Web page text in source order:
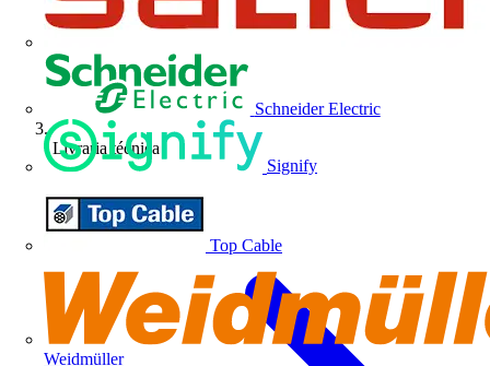
Schneider Electric
Signify
Top Cable
Weidmüller
Livraria técnica